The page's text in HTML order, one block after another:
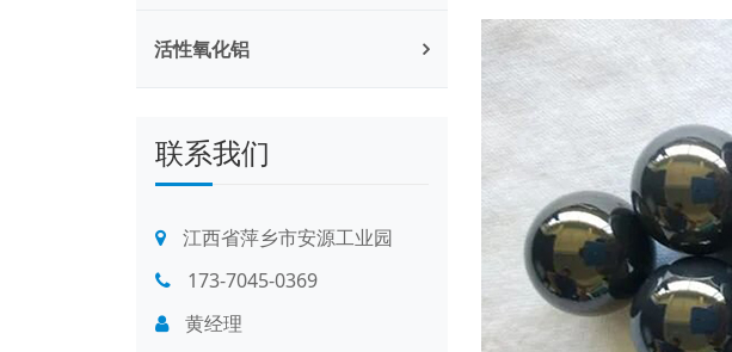
活性氧化铝
联系我们
江西省萍乡市安源工业园
173-7045-0369
黄经理